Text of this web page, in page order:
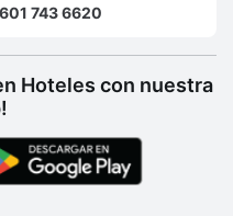
601 743 6620
Hoteles con nuestra